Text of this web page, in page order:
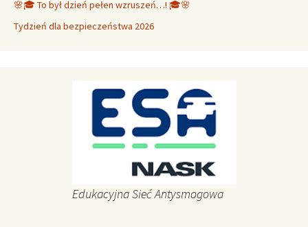
🌸🎓 To był dzień pełen wzruszeń…! 🎓🌸
Tydzień dla bezpieczeństwa 2026
Edukacyjna Sieć Antysmogowa